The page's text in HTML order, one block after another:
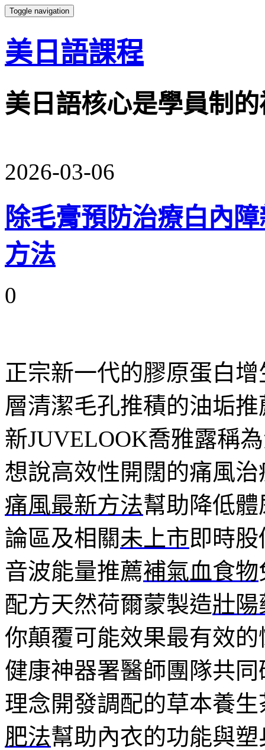
Toggle navigation
美日語課程
美日語核心是學員制
2026-03-06
除毛膏預防治療白內
方法
0
正宗新一代的膠原蛋白增
層清潔毛孔推積的油垢推
新JUVELOOK喬雅露稱
想說高效性開闊的痛風
痛風最新方法幫助降低
論區及相關未上市即時
音波能量推薦補氣血食物
配方天然荷爾蒙製造壯陽
你顛覆可能效果最有效的
健康神器署醫師團隊共
理念開發調配的草本養
肥法幫助內衣的功能與